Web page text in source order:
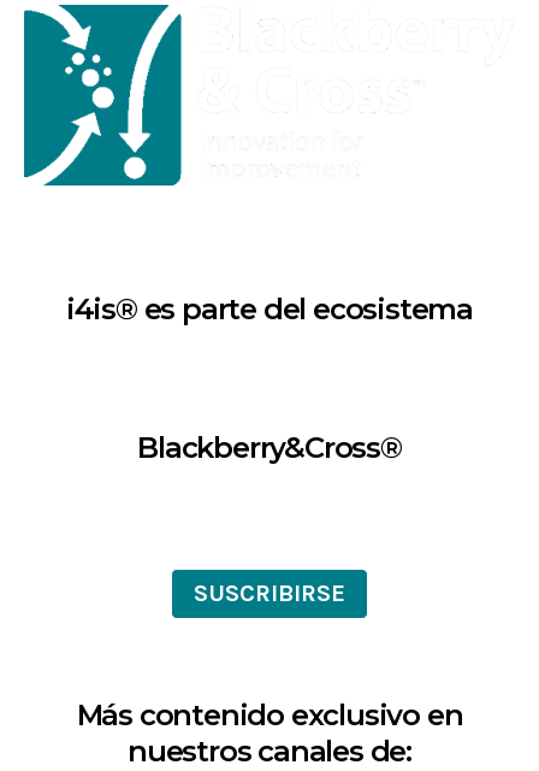
i4is® es parte del ecosistema
Blackberry&Cross®
SUSCRIBIRSE
Más contenido exclusivo en
nuestros canales de: